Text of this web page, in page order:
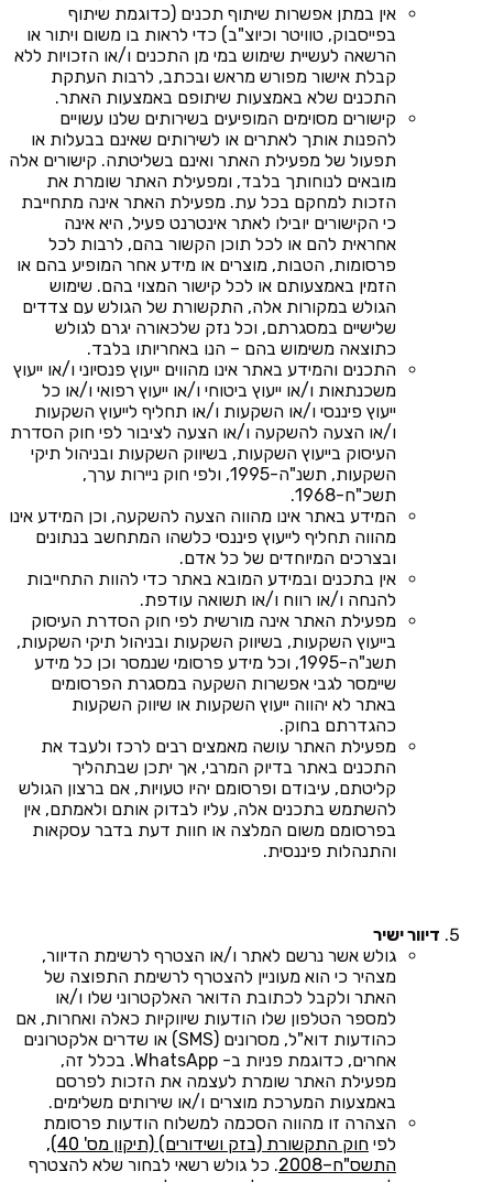
אין במתן אפשרות שיתוף תכנים (כדוגמת שיתוף
בפייסבוק, טוויטר וכיוצ"ב) כדי לראות בו משום ויתור או
הרשאה לעשיית שימוש במי מן התכנים ו/או הזכויות ללא
קבלת אישור מפורש מראש ובכתב, לרבות העתקת
התכנים שלא באמצעות שיתופם באמצעות האתר.
קישורים מסוימים המופיעים בשירותים שלנו עשויים
להפנות אותך לאתרים או לשירותים שאינם בבעלות או
תפעול של מפעילת האתר ואינם בשליטתה. קישורים אלה
מובאים לנוחותך בלבד, ומפעילת האתר שומרת את
הזכות למחקם בכל עת. מפעילת האתר אינה מתחייבת
כי הקישורים יובילו לאתר אינטרנט פעיל, היא אינה
אחראית להם או לכל תוכן הקשור בהם, לרבות לכל
פרסומות, הטבות, מוצרים או מידע אחר המופיע בהם או
הזמין באמצעותם או לכל קישור המצוי בהם. שימוש
הגולש במקורות אלה, התקשורת של הגולש עם צדדים
שלישיים במסגרתם, וכל נזק שלכאורה יגרם לגולש
כתוצאה משימוש בהם – הנו באחריותו בלבד.
התכנים והמידע באתר אינו מהווים ייעוץ פנסיוני ו/או ייעוץ
משכנתאות ו/או ייעוץ ביטוחי ו/או ייעוץ רפואי ו/או כל
ייעוץ פיננסי ו/או השקעות ו/או תחליף לייעוץ השקעות
ו/או הצעה להשקעה ו/או הצעה לציבור לפי חוק הסדרת
העיסוק בייעוץ השקעות, בשיווק השקעות ובניהול תיקי
השקעות, תשנ"ה-1995, ולפי חוק ניירות ערך,
תשכ"ח-1968.
המידע באתר אינו מהווה הצעה להשקעה, וכן המידע אינו
מהווה תחליף לייעוץ פיננסי כלשהו המתחשב בנתונים
ובצרכים המיוחדים של כל אדם.
אין בתכנים ובמידע המובא באתר כדי להוות התחייבות
להנחה ו/או רווח ו/או תשואה עודפת.
מפעילת האתר אינה מורשית לפי חוק הסדרת העיסוק
בייעוץ השקעות, בשיווק השקעות ובניהול תיקי השקעות,
תשנ"ה-1995, וכל מידע פרסומי שנמסר וכן כל מידע
שיימסר לגבי אפשרות השקעה במסגרת הפרסומים
באתר לא יהווה ייעוץ השקעות או שיווק השקעות
כהגדרתם בחוק.
מפעילת האתר עושה מאמצים רבים לרכז ולעבד את
התכנים באתר בדיוק המרבי, אך יתכן שבתהליך
קליטתם, עיבודם ופרסומם יהיו טעויות, אם ברצון הגולש
להשתמש בתכנים אלה, עליו לבדוק אותם ולאמתם, אין
בפרסומם משום המלצה או חוות דעת בדבר עסקאות
והתנהלות פיננסית.
דיוור ישיר
גולש אשר נרשם לאתר ו/או הצטרף לרשימת הדיוור,
מצהיר כי הוא מעוניין להצטרף לרשימת התפוצה של
האתר ולקבל לכתובת הדואר האלקטרוני שלו ו/או
למספר הטלפון שלו הודעות שיווקיות כאלה ואחרות, אם
כהודעות דוא"ל, מסרונים (SMS) או שדרים אלקטרונים
אחרים, כדוגמת פניות ב- WhatsApp. בכלל זה,
מפעילת האתר שומרת לעצמה את הזכות לפרסם
באמצעות המערכת מוצרים ו/או שירותים משלימים.
הצהרה זו מהווה הסכמה למשלוח הודעות פרסומת
לפי
חוק התקשורת (בזק ושידורים) (תיקון מס' 40),
התשס"ח–2008
. כל גולש רשאי לבחור שלא להצטרף